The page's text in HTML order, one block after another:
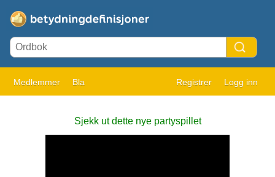
Medlemmer Bla Registrer Logg inn
Sjekk ut dette nye partyspillet